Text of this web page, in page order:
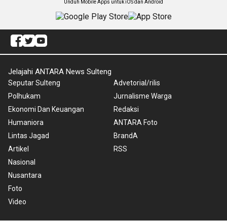
Unduh Mobile Apps untuk iOS dan Android
Jelajahi ANTARA News Sulteng
Seputar Sulteng
Polhukam
Ekonomi Dan Keuangan
Humaniora
Lintas Jagad
Artikel
Nasional
Nusantara
Foto
Video
Advetorial/rilis
Jurnalisme Warga
Redaksi
ANTARA Foto
BrandA
RSS